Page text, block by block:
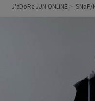
ン オンライン）
J'aDoRe JUN ONLINE SNaP/